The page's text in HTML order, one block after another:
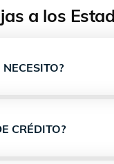
a los
CRÉDITO?